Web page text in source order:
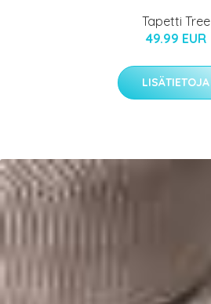
Tapetti Tree
49.99 EUR
LISÄTIETOJA